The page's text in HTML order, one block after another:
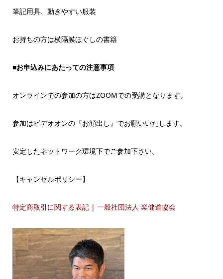
筆記用具、動きやすい服装
お持ちの方は横隔膜ほぐしの書籍
■お申込みにあたっての注意事項
オンラインでの参加の方はZOOMでの受講となります。
参加はビデオオンの『お顔出し』でお願いいたします。
安定したネットワーク環境下でご参加下さい。
【キャンセルポリシー】
特定商取引に関する表記 | 一般社団法人 楽健道協会